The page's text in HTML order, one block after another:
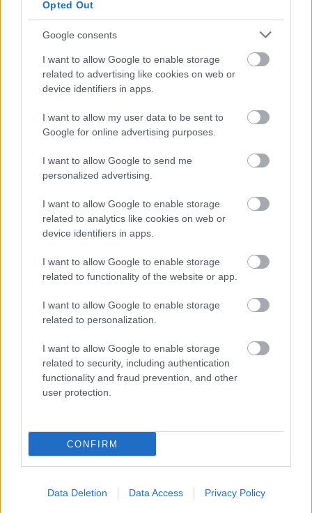
Opted Out
Google consents
I want to allow Google to enable storage
related to advertising like cookies on web or
device identifiers in apps.
I want to allow my user data to be sent to
Google for online advertising purposes.
I want to allow Google to send me
personalized advertising.
I want to allow Google to enable storage
related to analytics like cookies on web or
device identifiers in apps.
I want to allow Google to enable storage
related to functionality of the website or app.
I want to allow Google to enable storage
related to personalization.
I want to allow Google to enable storage
related to security, including authentication
functionality and fraud prevention, and other
user protection.
CONFIRM
Data Deletion Data Access Privacy Policy
A BAROKK ÖSSZES ÁRNYALATA ÉS MÉG EGY SOR
GYŐRBEN
Középpontban a hagyományőrzés, de lesz Pogány Induló és